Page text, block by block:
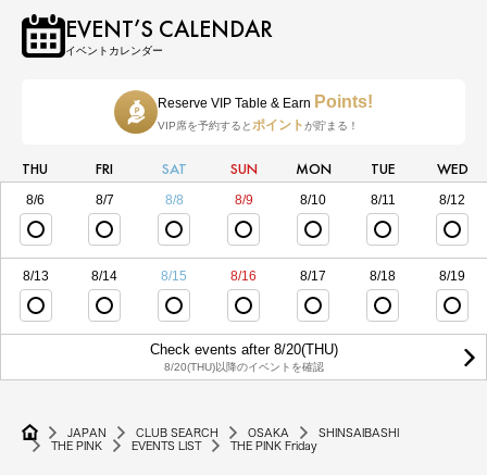
EVENT’S CALENDAR
イベントカレンダー
Reserve VIP Table & Earn Points!
VIP席を予約すると ポイント が貯まる！
THU FRI SAT SUN MON TUE WED
8/6 8/7 8/8 8/9 8/10 8/11 8/12
8/13 8/14 8/15 8/16 8/17 8/18 8/19
Check events after 8/20(THU)
8/20(THU)以降のイベントを確認
JAPAN CLUB SEARCH OSAKA
SHINSAIBASHI
THE PINK
EVENTS LIST THE PINK Friday